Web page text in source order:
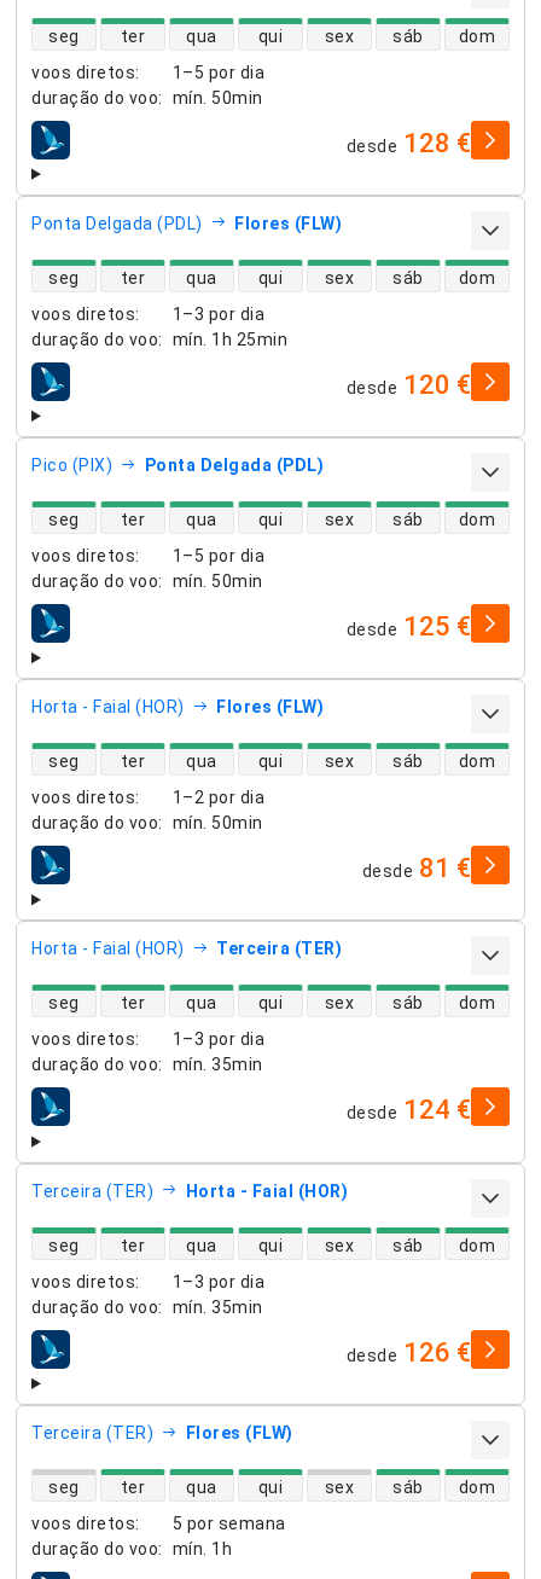
voos diretos:
1–5 por dia
duração do voo: mín. 50min
disponibilidade de voos diretos
seg ter qua qui sex sáb dom
companhias aéreas desde 128 €
Ponta Delgada (PDL) Flores (FLW)
voos diretos:
1–3 por dia
duração do voo: mín. 1h 25min
disponibilidade de voos diretos
seg ter qua qui sex sáb dom
companhias aéreas desde 120 €
Pico (PIX) Ponta Delgada (PDL)
voos diretos:
1–5 por dia
duração do voo: mín. 50min
disponibilidade de voos diretos
seg ter qua qui sex sáb dom
companhias aéreas desde 125 €
Horta - Faial (HOR) Flores (FLW)
voos diretos:
1–2 por dia
duração do voo: mín. 50min
disponibilidade de voos diretos
seg ter qua qui sex sáb dom
companhias aéreas desde 81 €
Horta - Faial (HOR) Terceira (TER)
voos diretos:
1–3 por dia
duração do voo: mín. 35min
disponibilidade de voos diretos
seg ter qua qui sex sáb dom
companhias aéreas desde 124 €
Terceira (TER) Horta - Faial (HOR)
voos diretos:
1–3 por dia
duração do voo: mín. 35min
disponibilidade de voos diretos
seg ter qua qui sex sáb dom
companhias aéreas desde 126 €
Terceira (TER) Flores (FLW)
voos diretos:
5 por semana
duração do voo: mín. 1h
disponibilidade de voos diretos
seg ter qua qui sex sáb dom